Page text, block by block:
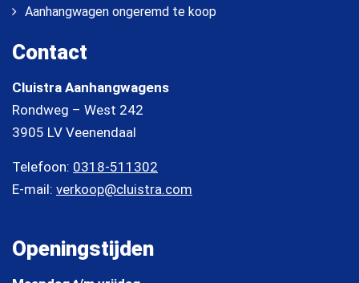
Aanhangwagen ongeremd te koop
Contact
Cluistra Aanhangwagens
Rondweg – West 242
3905 LV Veenendaal
Telefoon: 0318-511302
E-mail: verkoop@cluistra.com
Openingstijden